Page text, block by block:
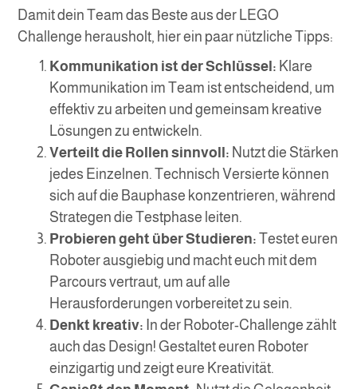
Damit dein Team das Beste aus der LEGO
Challenge herausholt, hier ein paar nützliche Tipps:
Kommunikation ist der Schlüssel: Klare
Kommunikation im Team ist entscheidend, um
effektiv zu arbeiten und gemeinsam kreative
Lösungen zu entwickeln.
Verteilt die Rollen sinnvoll: Nutzt die Stärken
jedes Einzelnen. Technisch Versierte können
sich auf die Bauphase konzentrieren, während
Strategen die Testphase leiten.
Probieren geht über Studieren: Testet euren
Roboter ausgiebig und macht euch mit dem
Parcours vertraut, um auf alle
Herausforderungen vorbereitet zu sein.
Denkt kreativ: In der Roboter-Challenge zählt
auch das Design! Gestaltet euren Roboter
einzigartig und zeigt eure Kreativität.